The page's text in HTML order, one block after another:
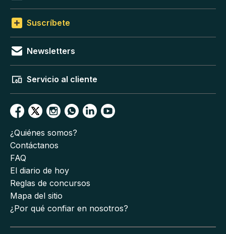
Suscríbete
Newsletters
Servicio al cliente
¿Quiénes somos?
Contáctanos
FAQ
El diario de hoy
Reglas de concursos
Mapa del sitio
¿Por qué confiar en nosotros?